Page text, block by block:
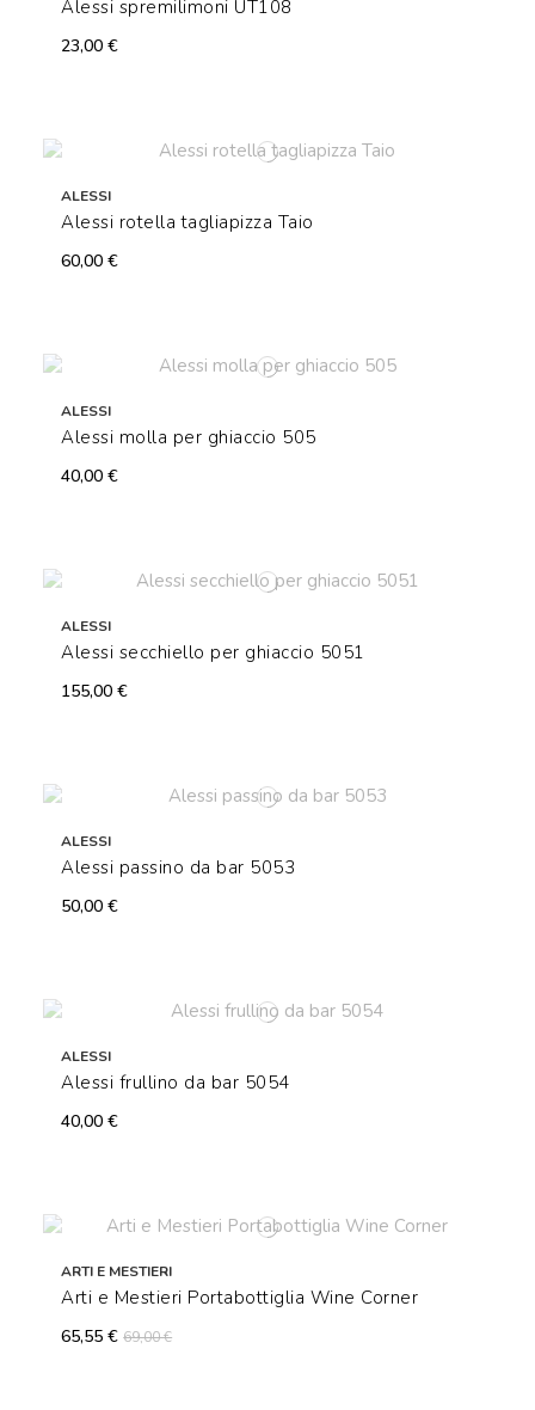
Alessi spremilimoni UT108
23,00 €
ALESSI
Alessi rotella tagliapizza Taio
60,00 €
ALESSI
Alessi molla per ghiaccio 505
40,00 €
ALESSI
Alessi secchiello per ghiaccio 5051
155,00 €
ALESSI
Alessi passino da bar 5053
50,00 €
ALESSI
Alessi frullino da bar 5054
40,00 €
ARTI E MESTIERI
Arti e Mestieri Portabottiglia Wine Corner
65,55 €69,00 €